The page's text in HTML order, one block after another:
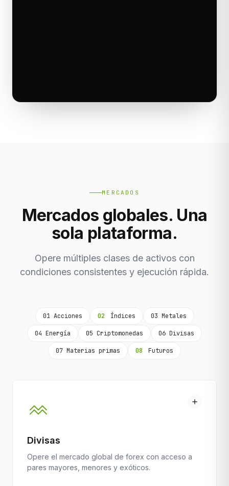
MERCADOS
Mercados globales. Una
sola plataforma.
Opere múltiples clases de activos con
condiciones consistentes y ejecución rápida.
01 Acciones 02 Índices 03 Metales
04 Energía 05 Criptomonedas 06 Divisas
07 Materias primas 08 Futuros
Divisas
Opere el mercado global de forex con acceso a
pares mayores, menores y exóticos.